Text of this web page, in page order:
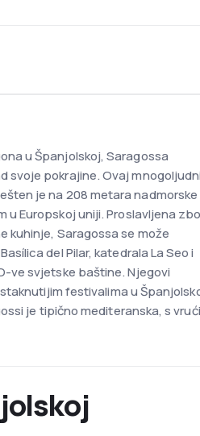
u Španjolskoj, Saragossa
svoje pokrajine. Ovaj mnogoljudni
je na 208 metara nadmorske
u Europskoj uniji. Proslavljena
kuhinje, Saragossa se može
del Pilar, katedrala La Seo i
ve svjetske baštine. Njegovi
festivalima u
je tipično mediteranska, s